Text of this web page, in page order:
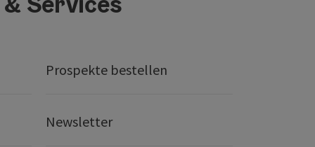
Prospekte bestellen
Newsletter